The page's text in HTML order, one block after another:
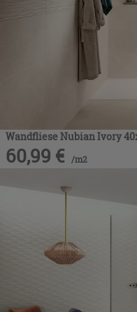
Wandfliese Nubian Ivory
60,99 € /m2